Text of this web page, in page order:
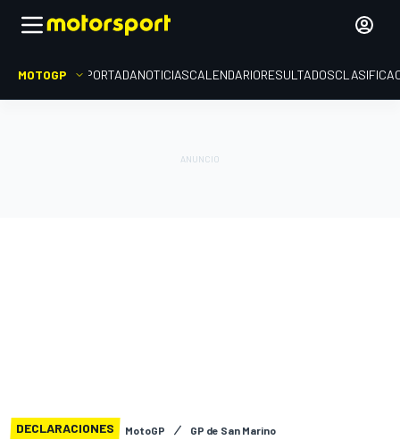
MOTOGP PORTADANOTICIASCALENDARIORESULTADOS
DECLARACIONES MotoGP GP de San Marino